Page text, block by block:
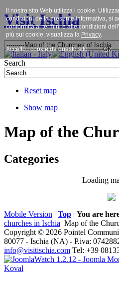
Visit Ischia
Search
Reset map
Show map
Map of the
Categories
Loading
Mobile Version | Top | You are
churches in Ischia Map of the
Copyright © 2026 Pointel
80077 - Ischia (NA) - P.iva:
info@visitischia.com Tel: +39
Il nostro sito Web utilizza i cookie.
condizioni della presente informativa, si
conformità ai termini e alle condizioni
più sui cookie, visualizza la Privacy.
Accetto i cookie da questo sito. OK